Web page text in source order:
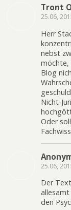
Tront
25.06,
Herr
nebst
möchte,
Blog
Nicht-
Oder
25.06,
Der
allesamt
den